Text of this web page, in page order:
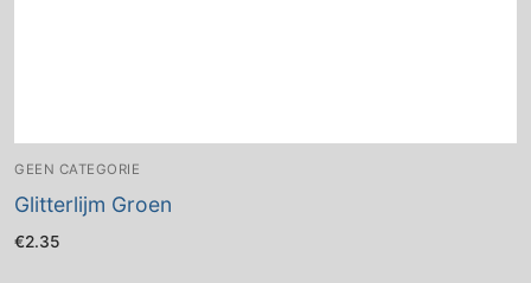
GEEN CATEGORIE
Glitterlijm Groen
€2.35